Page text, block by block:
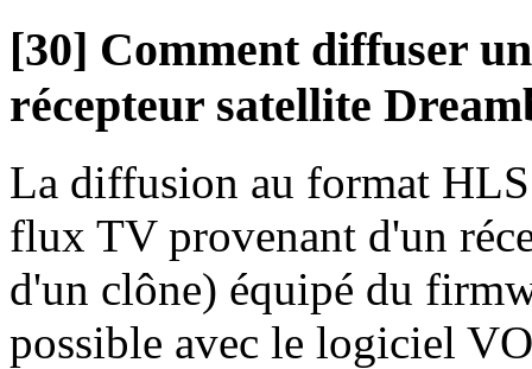
[30] Comment diffuser
récepteur satellite
La diffusion au format
flux TV provenant d'un
d'un clône) équipé du
possible avec le logiciel